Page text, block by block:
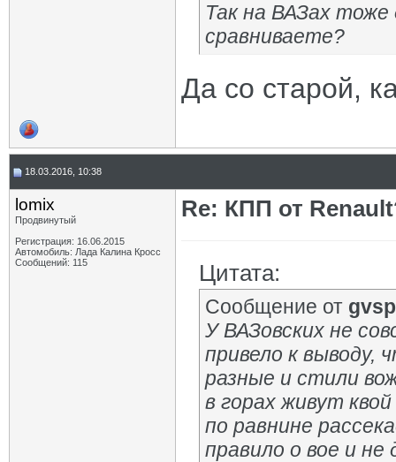
Так на ВАЗах
сравниваете?
Да со старой,
18.03.2016, 10:38
lomix
Продвинутый
Регистрация: 16.06.2015
Автомобиль: Лада Калина Кросс
Сообщений: 115
Re: КПП от
Цитата:
Сообщение от gvsp
У ВАЗовских не
привело к выводу,
разные и стили
в горах живут
по равнине
правило о вое и